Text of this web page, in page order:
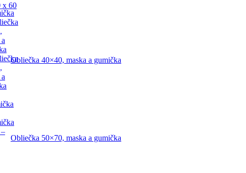
Obliečka 40×40, maska a gumička
Obliečka 50×70, maska a gumička
x 60